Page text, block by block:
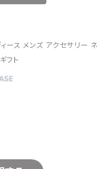
ス メンズ アクセサリー ネ
フト